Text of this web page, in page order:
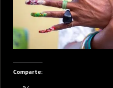
Comparte: